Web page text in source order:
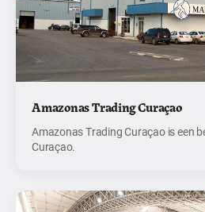
Amazonas Trading Curaçao
Amazonas Trading Curaçao is een
Curaçao.